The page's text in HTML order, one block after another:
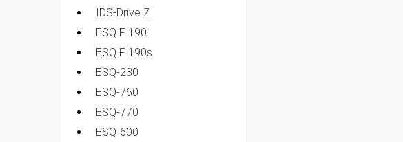
IDS-Drive Z
ESQ F 190
ESQ F 190s
ESQ-230
ESQ-760
ESQ-770
ESQ-600